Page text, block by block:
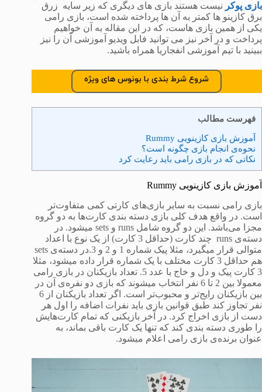
بازی پوکر نیست هستند بازی های دیگری که زیر سایه زرق
برق کازینو ها کمتر به آن ها پرداخته شده است، بازی رامی
یکی از همین بازی هاست، که در این مقاله به آن خواهیم
پرداخت و در آخر نیز می توانید فابل ویدیو آموزشی آن را نیز
ببینید با تیم آموزشی انفجاریا همراه باشید.
شروع شرط بندی با بونوس های ویژه
فهرست مطالب
آموزش بازی کازینویی Rummy
نحوه‌ی انجام بازی چگونه است؟
نکاتی که در بازی رامی باید رعایت کرد
آموزش بازی کازینویی Rummy
بازی رامی نسبت به سایر بازی‌های کارتی کمی متفاوت‌تر
است. در واقع هدف کلی بازی دسته بندی کارت‌ها به دو گروه
مجزا می‌باشد. این دو گروه شامل runs و sets میشود. در
دسته‌ی runs چند کارت (حداقل 3 کارت) از یک نوع با اعداد
متوالی قرار میگیرد، مثلا پیک شماره 1 و 2 و 3.در دسته‌ی sets
هم حداقل 3 کارت مختلف با یک شماره قرار داده میشود، مثلا
3 کارت پیک و دل و خاج با عدد 5. تعداد بازیکنان در بازی رامی
معمولا بین 2 تا 6 نفر انتخاب میشوند که بازی دو نفره‌ی آن در
بین بازیکنان رایج‌تر و محبوب‌تر است. اگر تعداد بازیکنان از 6
نفر تجاوز کند طبق قوانین بازی باید نفرات اضافه را اول هر
دست از بازی اخراج کرد. در آخر بازیکنی که تمام کارت‌هایش
را طوری دسته بندی کند که تنها یک کارت باقی بماند، به
عنوان برنده‌ی بازی رامی اعلام میشود.